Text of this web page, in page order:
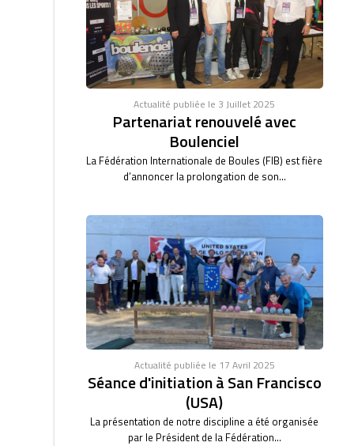
Actualité publiée le 3 Juillet 2025
Partenariat renouvelé avec
Boulenciel
La Fédération Internationale de Boules (FIB) est fière
d’annoncer la prolongation de son...
Actualité publiée le 17 Avril 2025
Séance d'initiation à San Francisco
(USA)
La présentation de notre discipline a été organisée
par le Président de la Fédération...